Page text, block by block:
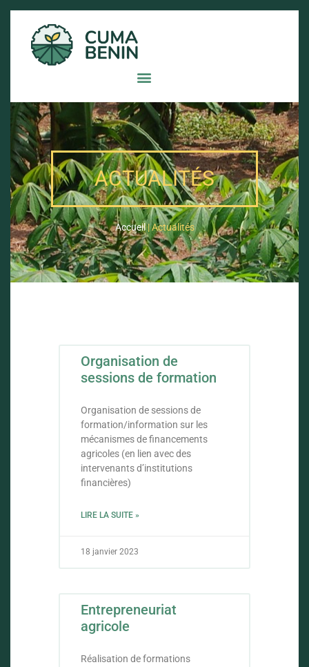
ACTUALITÉS
Accueil|Actualités
Organisation de
sessions de formation
Organisation de sessions de
formation/information sur les
mécanismes de financements
agricoles (en lien avec des
intervenants d’institutions
financières)
LIRE LA SUITE »
18 janvier 2023
Entrepreneuriat
agricole
Réalisation de formations